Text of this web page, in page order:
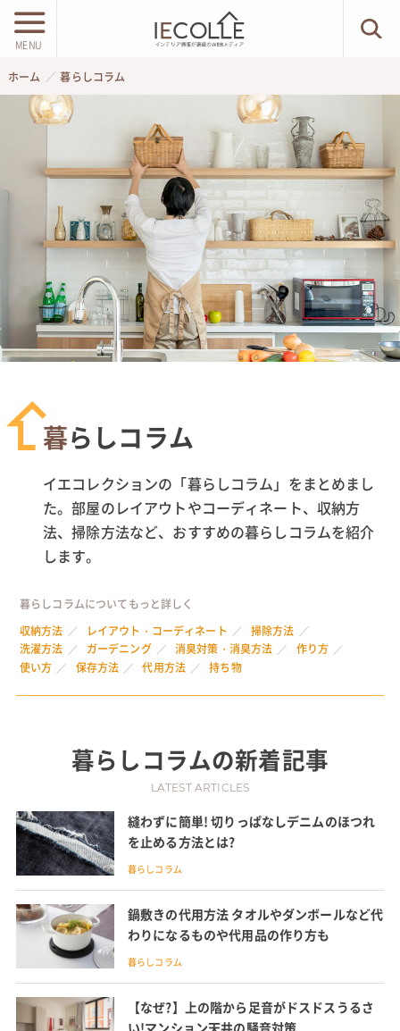
MENU
ホーム 暮らしコラム
暮らしコラム
イエコレクションの「暮らしコラム」をまとめまし
た。部屋のレイアウトやコーディネート、収納方
法、掃除方法など、おすすめの暮らしコラムを紹介
します。
暮らしコラムについてもっと詳しく
収納方法
レイアウト・コーディネート
掃除方法
洗濯方法
ガーデニング 消臭対策・消臭方法
作り方
使い方
保存方法 代用方法 持ち物
暮らしコラムの新着記事
LATEST ARTICLES
縫わずに簡単! 切りっぱなしデニムのほつれ
を止める方法とは?
暮らしコラム
鍋敷きの代用方法 タオルやダンボールなど代
わりになるものや代用品の作り方も
暮らしコラム
【なぜ?】上の階から足音がドスドスうるさ
い!マンション天井の騒音対策